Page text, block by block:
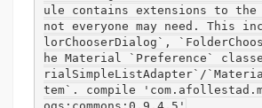
ule contains extensions to
not everyone may need. This
lorChooserDialog`,
he Material `Preference`
rialSimpleListAdapter`/
tem`. compile '